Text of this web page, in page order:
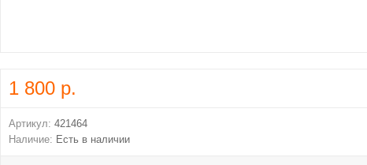
1 800 р.
Артикул: 421464
Наличие: Есть в наличии